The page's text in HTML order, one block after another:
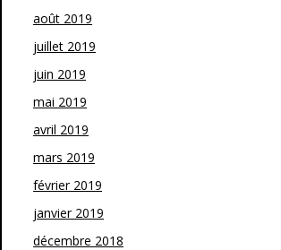
août 2019
juillet 2019
juin 2019
mai 2019
avril 2019
mars 2019
février 2019
janvier 2019
décembre 2018